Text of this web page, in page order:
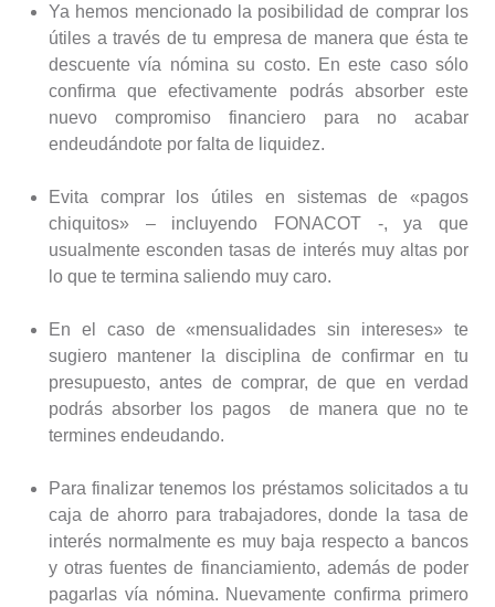
Ya hemos mencionado la posibilidad de comprar los
útiles a través de tu empresa de manera que ésta te
descuente vía nómina su costo. En este caso sólo
confirma que efectivamente podrás absorber este
nuevo compromiso financiero para no acabar
endeudándote por falta de liquidez.
Evita comprar los útiles en sistemas de «pagos
chiquitos» – incluyendo FONACOT -, ya que
usualmente esconden tasas de interés muy altas por
lo que te termina saliendo muy caro.
En el caso de «mensualidades sin intereses» te
sugiero mantener la disciplina de confirmar en tu
presupuesto, antes de comprar, de que en verdad
podrás absorber los pagos de manera que no te
termines endeudando.
Para finalizar tenemos los préstamos solicitados a tu
caja de ahorro para trabajadores, donde la tasa de
interés normalmente es muy baja respecto a bancos
y otras fuentes de financiamiento, además de poder
pagarlas vía nómina. Nuevamente confirma primero